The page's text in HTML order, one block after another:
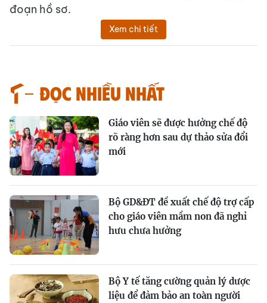
đoạn hồ sơ.
Xem chi tiết
Đọc nhiều nhất
Giáo viên sẽ được hưởng chế độ
rõ ràng hơn sau dự thảo sửa đổi
mới
Bộ GD&ĐT đề xuất chế độ trợ cấp
cho giáo viên mầm non đã nghỉ
hưu chưa hưởng
Bộ Y tế tăng cường quản lý dược
liệu để đảm bảo an toàn người